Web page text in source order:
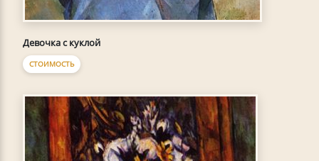
Девочка с куклой
СТОИМОСТЬ